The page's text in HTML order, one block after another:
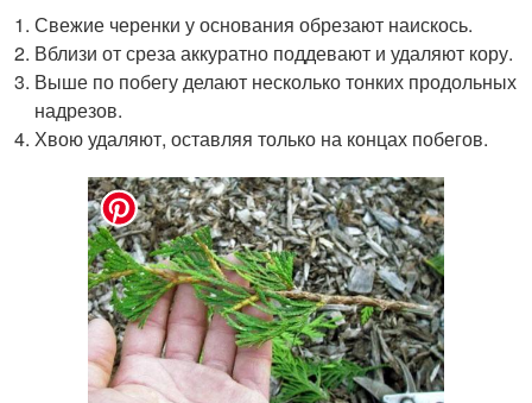
Свежие черенки у основания обрезают наискось.
Вблизи от среза аккуратно поддевают и удаляют кору.
Выше по побегу делают несколько тонких продольных
надрезов.
Хвою удаляют, оставляя только на концах побегов.